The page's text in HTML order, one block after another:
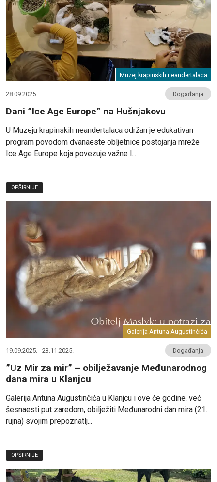
Muzej krapinskih neandertalaca
28.09.2025. Događanja
Dani ”Ice Age Europe” na Hušnjakovu
U Muzeju krapinskih neandertalaca održan je edukativan
program povodom dvanaeste obljetnice postojanja mreže
Ice Age Europe koja povezuje važne l...
OPŠIRNIJE
Galerija Antuna Augustinčića
19.09.2025. - 23.11.2025. Događanja
”Uz Mir za mir” – obilježavanje Međunarodnog
dana mira u Klanjcu
Galerija Antuna Augustinčića u Klanjcu i ove će godine, već
šesnaesti put zaredom, obilježiti Međunarodni dan mira (21.
rujna) svojim prepoznatlj...
OPŠIRNIJE